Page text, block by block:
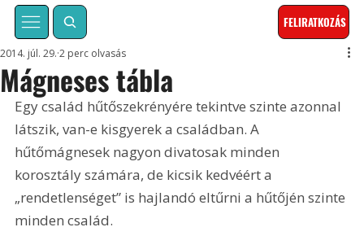
FELIRATKOZÁS
Mágneses tábla
2014. júl. 29. 2 perc olvasás
Egy család hűtőszekrényére tekintve szinte azonnal
látszik, van-e kisgyerek a családban. A
hűtőmágnesek nagyon divatosak minden
korosztály számára, de kicsik kedvéért a
„rendetlenséget” is hajlandó eltűrni a hűtőjén szinte
minden család.